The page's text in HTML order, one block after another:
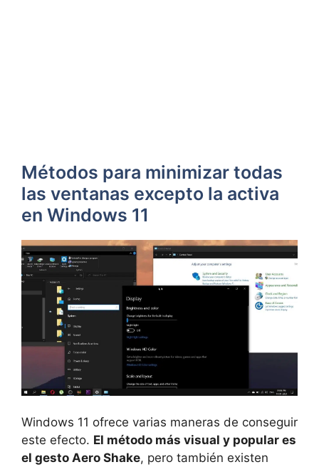
Métodos para minimizar todas
las ventanas excepto la activa
en Windows 11
Windows 11 ofrece varias maneras de conseguir
este efecto. El método más visual y popular es
el gesto Aero Shake, pero también existen